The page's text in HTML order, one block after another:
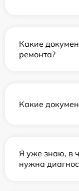
Какие
ремонта?
Какие
Я уже знаю, в
нужна